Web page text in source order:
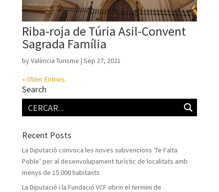
Riba-roja de Túria Asil-Convent
Sagrada Família
byValència Turisme | Sep 27, 2021
« Older Entries
Search
Recent Posts
La Diputació convoca les noves subvencions ‘Te Falta
Poble’ per al desenvolupament turístic de localitats amb
menys de 15.000 habitants
La Diputació i la Fundació VCF obrin el termini de